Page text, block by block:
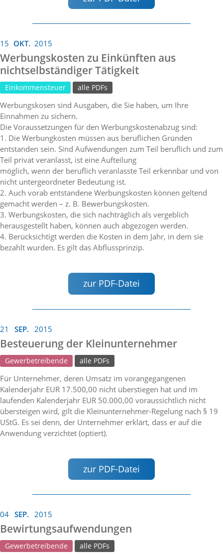
15 OKT. 2015
Werbungskosten zu Einkünften aus
nichtselbständiger Tätigkeit
Einkommensteuer alle PDFs
Werbungskosen sind Ausgaben, die Sie haben, um Ihre
Einnahmen zu sichern.
Die Voraussetzungen für den Werbungskostenabzug sind:
1. Die Werbungkosten müssen aus beruflichen Gründen
entstanden sein. Sind Aufwendungen zum Teil beruflich und zum
Teil privat veranlasst, ist eine Aufteilung
möglich, wenn der beruflich veranlasste Teil erkennbar und von
nicht untergeordneter Bedeutung ist.
2. Auch vorab entstandene Werbungskosten können geltend
gemacht werden – z. B. Bewerbungskosten.
3. Werbungskosten, die sich nachträglich als vergeblich
herausgestellt haben, können auch abgezogen werden.
4. Berücksichtigt werden die Kosten in dem Jahr, in dem sie
bezahlt wurden. Es gilt das Abflussprinzip.
zur PDF-Datei
21 SEP. 2015
Besteuerung der Kleinunternehmer
Gewerbetreibende alle PDFs
Für Unternehmer, deren Umsatz im vorangegangenen
Kalenderjahr EUR 17.500,00 nicht überstiegen hat und im
laufenden Kalenderjahr EUR 50.000,00 voraussichtlich nicht
übersteigen wird, gilt die Kleinunternehmer-Regelung nach § 19
UStG. Es sei denn, der Unternehmer erklärt, dass er auf die
Anwendung verzichtet (optiert).
zur PDF-Datei
04 SEP. 2015
Bewirtungsaufwendungen
Gewerbetreibende alle PDFs